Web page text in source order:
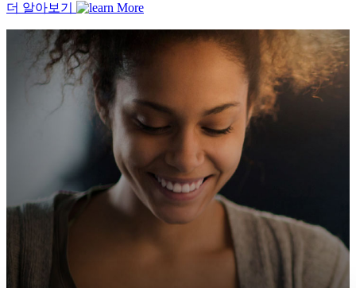
더 알아보기